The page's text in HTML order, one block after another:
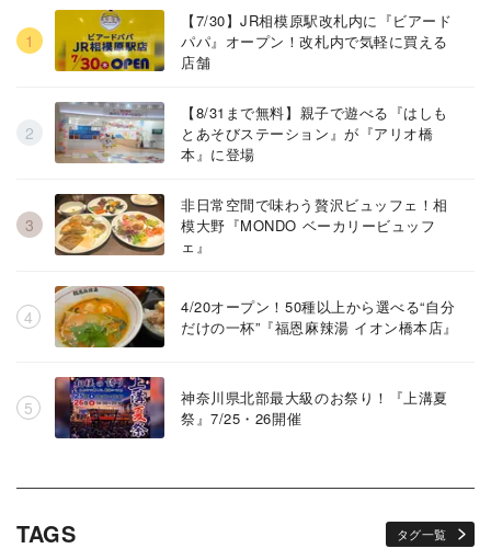
【7/30】JR相模原駅改札内に『ビアード
パパ』オープン！改札内で気軽に買える
店舗
【8/31まで無料】親子で遊べる『はしも
とあそびステーション』が『アリオ橋
本』に登場
非日常空間で味わう贅沢ビュッフェ！相
模大野『MONDO ベーカリービュッフ
ェ』
4/20オープン！50種以上から選べる“自分
だけの一杯”『福恩麻辣湯 イオン橋本店』
神奈川県北部最大級のお祭り！『上溝夏
祭』7/25・26開催
TAGS タグ一覧